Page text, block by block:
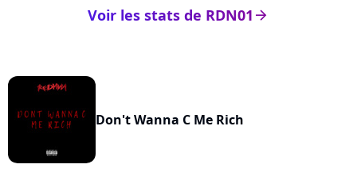
arrow_right
Voir les stats de RDN01
Don't Wanna C Me Rich